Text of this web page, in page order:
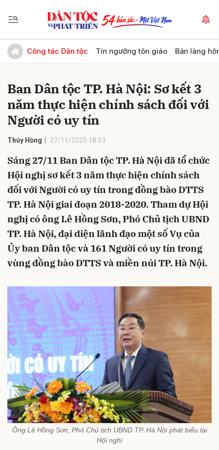
Công tác Dân tộc Tín ngưỡng tôn giáo Bản làng
Ban Dân tộc TP. Hà Nội: Sơ kết 3
năm thực hiện chính sách đối với
Người có uy tín
Thúy Hồng 27/11/2020 18:53
Sáng 27/11 Ban Dân tộc TP. Hà Nội đã tổ chức
Hội nghị sơ kết 3 năm thực hiện chính sách
đối với Người có uy tín trong đồng bào DTTS
TP. Hà Nội giai đoạn 2018-2020. Tham dự Hội
nghị có ông Lê Hồng Sơn, Phó Chủ tịch UBND
TP. Hà Nội, đại diện lãnh đạo một số Vụ của
Ủy ban Dân tộc và 161 Người có uy tín trong
vùng đồng bào DTTS và miền núi TP. Hà Nội.
Ông Lê Hồng Sơn, Phó Chủ tịch UBND TP. Hà Nội phát biểu tại
Hội nghị
Gửi bình luận